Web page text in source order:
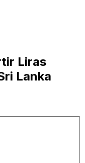
Liras
Lanka